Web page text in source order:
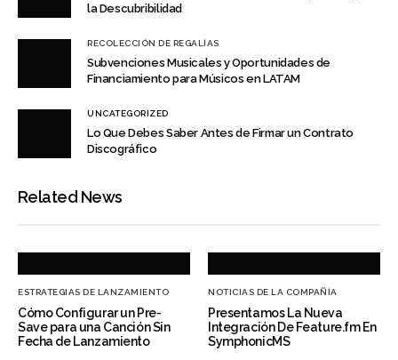
la Descubribilidad
RECOLECCIÓN DE REGALÍAS
Subvenciones Musicales y Oportunidades de
Financiamiento para Músicos en LATAM
UNCATEGORIZED
Lo Que Debes Saber Antes de Firmar un Contrato
Discográfico
Related News
ESTRATEGIAS DE LANZAMIENTO
Cómo Configurar un Pre-
Save para una Canción Sin
Fecha de Lanzamiento
NOTICIAS DE LA COMPAÑÍA
Presentamos La Nueva
Integración De Feature.fm En
SymphonicMS